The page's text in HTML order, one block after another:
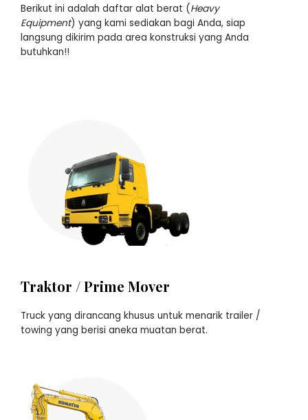
Berikut ini adalah daftar alat berat (Heavy
Equipment) yang kami sediakan bagi Anda, siap
langsung dikirim pada area konstruksi yang Anda
butuhkan!!
Traktor / Prime Mover
Truck yang dirancang khusus untuk menarik trailer /
towing yang berisi aneka muatan berat.